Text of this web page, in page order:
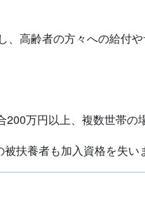
高齢者の方々への給付
万円以上、複数世帯の
扶養者も加入資格を失い